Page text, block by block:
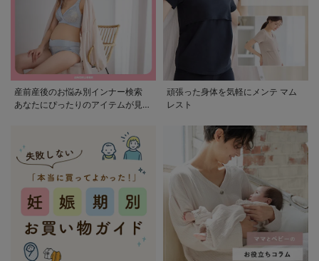
産前産後のお悩み別インナー検索
あなたにぴったりのアイテムが見つ
頑張った身体を気軽にメンテ マム
レスト